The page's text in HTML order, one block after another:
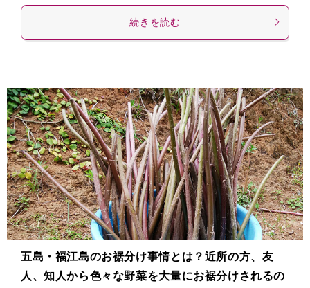
続きを読む
五島・福江島のお裾分け事情とは？近所の方、友
人、知人から色々な野菜を大量にお裾分けされるの